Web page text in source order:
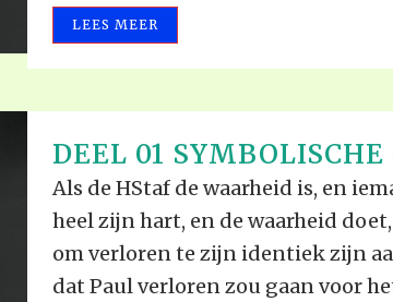
LEES MEER
DEEL 01 SYMBOLISCHE
Als de HStaf de waarheid is, en
heel zijn hart, en de waarheid
om verloren te zijn identiek zijn
dat Paul verloren zou gaan voor